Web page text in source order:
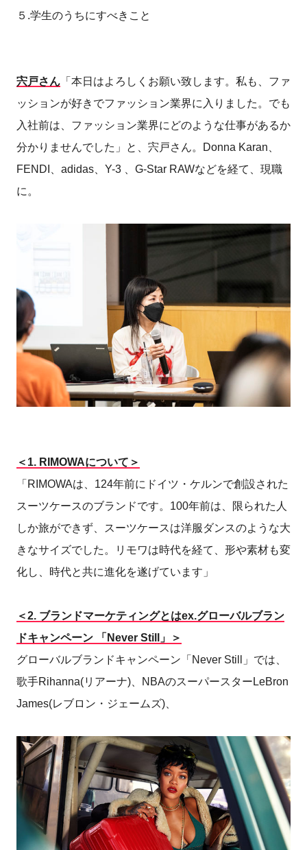
５.学生のうちにすべきこと
宍戸さん「本日はよろしくお願い致します。私も、ファ
ッションが好きでファッション業界に入りました。でも
入社前は、ファッション業界にどのような仕事があるか
分かりませんでした」と、宍戸さん。Donna Karan、
FENDI、adidas、Y-3 、G-Star RAWなどを経て、現職
に。
＜1. RIMOWAについて＞
「RIMOWAは、124年前にドイツ・ケルンで創設された
スーツケースのブランドです。100年前は、限られた人
しか旅ができず、スーツケースは洋服ダンスのような大
きなサイズでした。リモワは時代を経て、形や素材も変
化し、時代と共に進化を遂げています」
＜2. ブランドマーケティングとはex.グローバルブラン
ドキャンペーン 「Never Still」＞
グローバルブランドキャンペーン「Never Still」では、
歌手Rihanna(リアーナ)、NBAのスーパースターLeBron
James(レブロン・ジェームズ)、